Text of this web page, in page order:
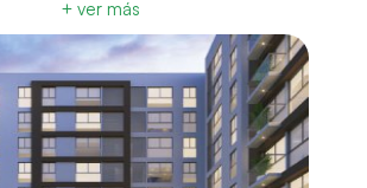
+ ver más